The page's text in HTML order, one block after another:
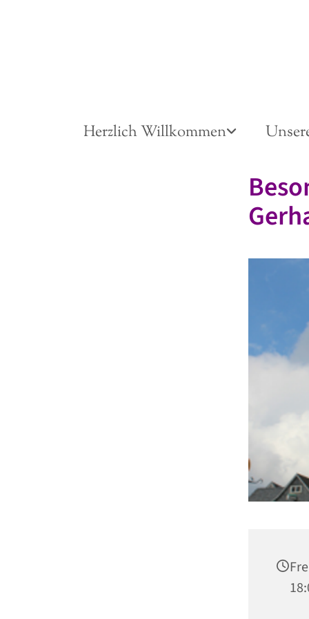
Herzlich Willkommen